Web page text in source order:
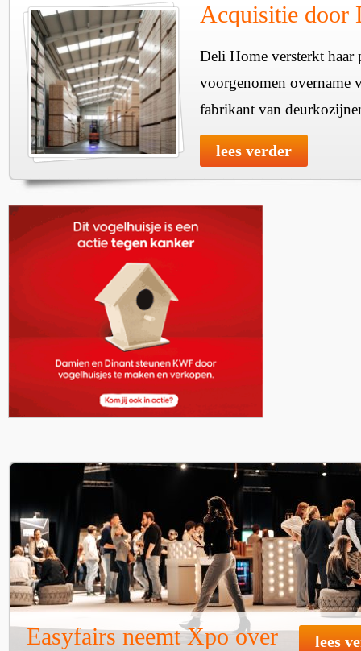
Acquisitie door
Deli Home versterkt haar
voorgenomen overname
fabrikant van
lees verder
Easyfairs neemt Xpo over lees